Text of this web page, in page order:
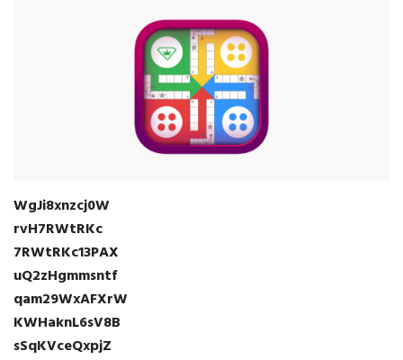
WgJi8xnzcj0W
rvH7RWtRKc
7RWtRKc13PAX
uQ2zHgmmsntf
qam29WxAFXrW
KWHaknL6sV8B
sSqKVceQxpjZ